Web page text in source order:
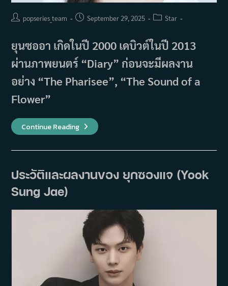
Postpopseries_team
PostSeptember 29, 2025
PostStar
ยุนซออา เกิดในปี 2000 เดบิวต์ในปี 2013
ผ่านภาพยนตร์ “Diary” ก่อนจะมีผลงาน
อย่าง “The Pharisee”, “The Sound of a
Flower”
Continue Readingรู้
จัก
(Yoon
นัก
แสดง
งาน
บันเทิง
ตั้งแต่
วัย
เยาว์
ประวัติและผลงานของ ยุกซองแจ (Yook
Sung Jae)